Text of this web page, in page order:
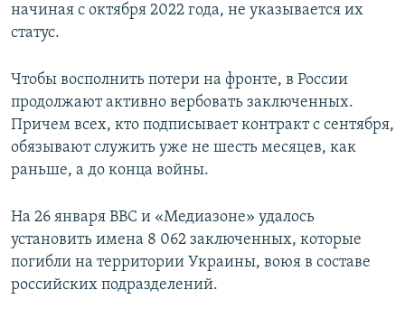
начиная с октября 2022 года, не указывается их
статус.
Чтобы восполнить потери на фронте, в России
продолжают активно вербовать заключенных.
Причем всех, кто подписывает контракт с сентября,
обязывают служить уже не шесть месяцев, как
раньше, а до конца войны.
На 26 января BBC и «Медиазоне» удалось
установить имена 8 062 заключенных, которые
погибли на территории Украины, воюя в составе
российских подразделений.